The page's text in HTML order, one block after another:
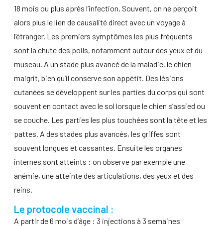
18 mois ou plus après l’infection. Souvent, on ne perçoit
alors plus le lien de causalité direct avec un voyage à
l’étranger. Les premiers symptômes les plus fréquents
sont la chute des poils, notamment autour des yeux et du
museau. A un stade plus avancé de la maladie, le chien
maigrit, bien qu’il conserve son appétit. Des lésions
cutanées se développent sur les parties du corps qui sont
souvent en contact avec le sol lorsque le chien s’assied ou
se couche. Les parties les plus touchées sont la tête et les
pattes. A des stades plus avancés, les griffes sont
souvent longues et cassantes. Ensuite les organes
internes sont atteints : on observe par exemple une
anémie, une atteinte des articulations, des yeux et des
reins.
Le protocole vaccinal :
A partir de 6 mois d’âge : 3 injections à 3 semaines